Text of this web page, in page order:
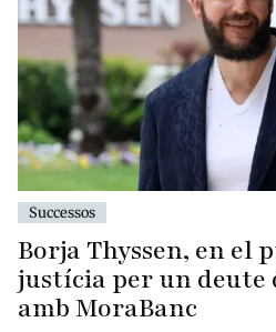
Successos
Borja Thyssen, en el
justícia per un deute
amb MoraBanc